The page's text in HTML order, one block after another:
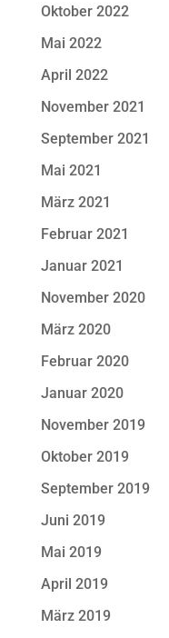
Oktober 2022
Mai 2022
April 2022
November 2021
September 2021
Mai 2021
März 2021
Februar 2021
Januar 2021
November 2020
März 2020
Februar 2020
Januar 2020
November 2019
Oktober 2019
September 2019
Juni 2019
Mai 2019
April 2019
März 2019